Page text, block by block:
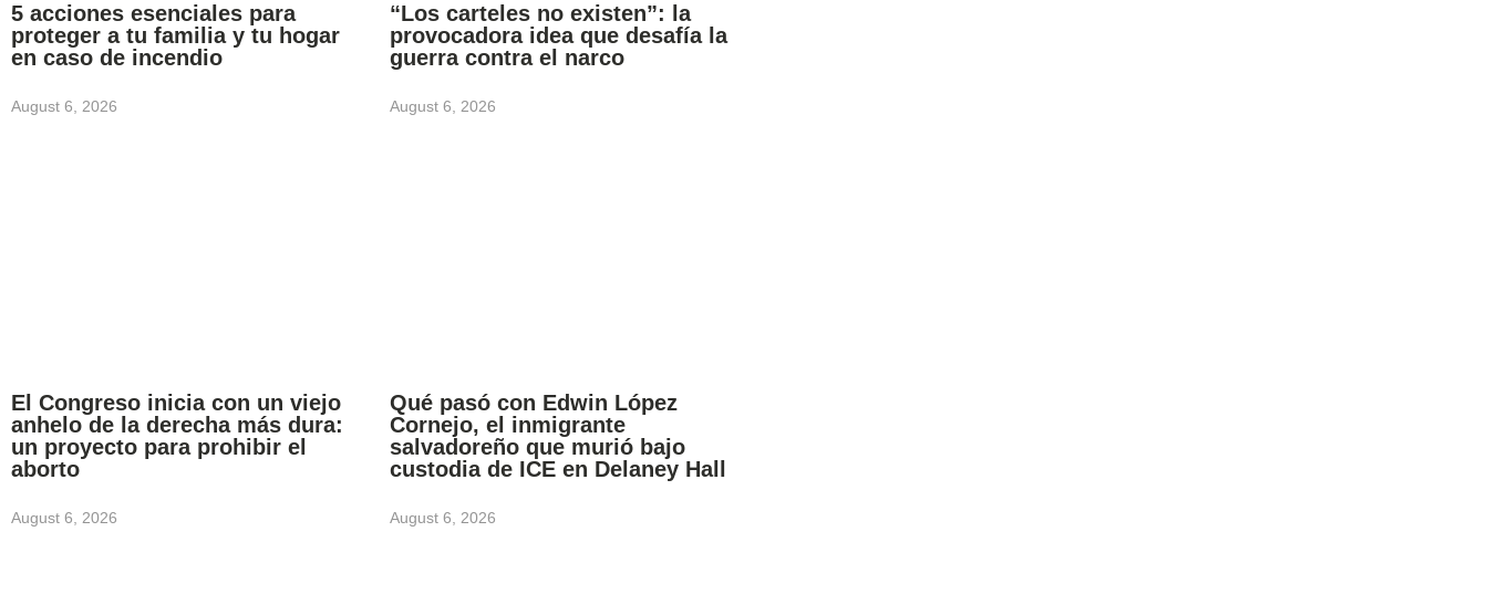
5 acciones esenciales para
proteger a tu familia y tu hogar
en caso de incendio
August 6, 2026
“Los carteles no existen”: la
provocadora idea que desafía la
guerra contra el narco
August 6, 2026
El Congreso inicia con un viejo
anhelo de la derecha más dura:
un proyecto para prohibir el
aborto
August 6, 2026
Qué pasó con Edwin López
Cornejo, el inmigrante
salvadoreño que murió bajo
custodia de ICE en Delaney Hall
August 6, 2026